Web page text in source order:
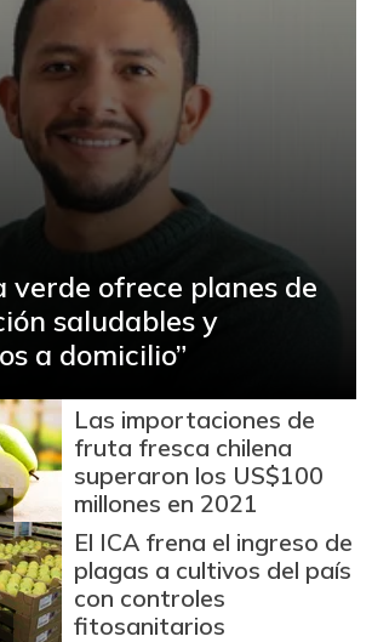
verde ofrece planes de
saludables y
a domicilio”
Las importaciones de
fruta fresca chilena
superaron los US$100
millones en 2021
El ICA frena el ingreso de
plagas a cultivos del país
con controles
fitosanitarios